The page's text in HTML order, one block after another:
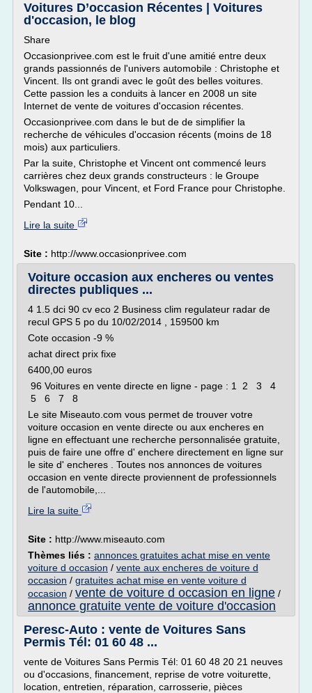
Voitures D’occasion Récentes | Voitures
d'occasion, le blog
Share
Occasionprivee.com est le fruit d'une amitié entre deux
grands passionnés de l'univers automobile : Christophe et
Vincent. Ils ont grandi avec le goût des belles voitures.
Cette passion les a conduits à lancer en 2008 un site
Internet de vente de voitures d'occasion récentes.
Occasionprivee.com dans le but de de simplifier la
recherche de véhicules d'occasion récents (moins de 18
mois) aux particuliers.
Par la suite, Christophe et Vincent ont commencé leurs
carrières chez deux grands constructeurs : le Groupe
Volkswagen, pour Vincent, et Ford France pour Christophe.
Pendant 10...
Lire la suite
Site : http://www.occasionprivee.com
Voiture occasion aux encheres ou ventes
directes publiques ...
4 1.5 dci 90 cv eco 2 Business clim regulateur radar de
recul GPS 5 po du 10/02/2014 , 159500 km
Cote occasion -9 %
achat direct prix fixe
6400,00 euros
96 Voitures en vente directe en ligne - page : 1 2 3 4
5 6 7 8
Le site Miseauto.com vous permet de trouver votre
voiture occasion en vente directe ou aux encheres en
ligne en effectuant une recherche personnalisée gratuite,
puis de faire une offre d' enchere directement en ligne sur
le site d' encheres . Toutes nos annonces de voitures
occasion en vente directe proviennent de professionnels
de l'automobile,...
Lire la suite
Site : http://www.miseauto.com
Thèmes liés : annonces gratuites achat mise en vente
voiture d occasion / vente aux encheres de voiture d
occasion / gratuites achat mise en vente voiture d
occasion / vente de voiture d occasion en ligne /
annonce gratuite vente de voiture d'occasion
Peresc-Auto : vente de Voitures Sans
Permis Tél: 01 60 48 ...
vente de Voitures Sans Permis Tél: 01 60 48 20 21 neuves
ou d'occasions, financement, reprise de votre voiturette,
location, entretien, réparation, carrosserie, pièces